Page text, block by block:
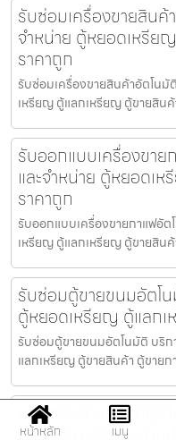
รับซ่อมเครื่องขายสิน
จำหน่าย ตู้หยอดเหรีย
ราคาถูก
รับซ่อมเครื่องขายสินค้า​อัตโน
เหรียญ ตู้แลกเหรียญ ตู้ขายสิน
รับออกแบบเครื่องขา
และจำหน่าย ตู้หยอดเ
ราคาถูก
รับออกแบบเครื่องขายกาแฟ​อั
เหรียญ ตู้แลกเหรียญ ตู้ขายสิน
รับซ่อมตู้ขายขนม​อัตโ
ตู้หยอดเหรียญ ตู้แลก
รับซ่อมตู้ขายขนม​อัตโนมัติ บริ
แลกเหรียญ ตู้ขายสินค้า ตู้ขาย
บริษัทรับทำแบรนด์ตู้จ
หน้าหลัก เมนู